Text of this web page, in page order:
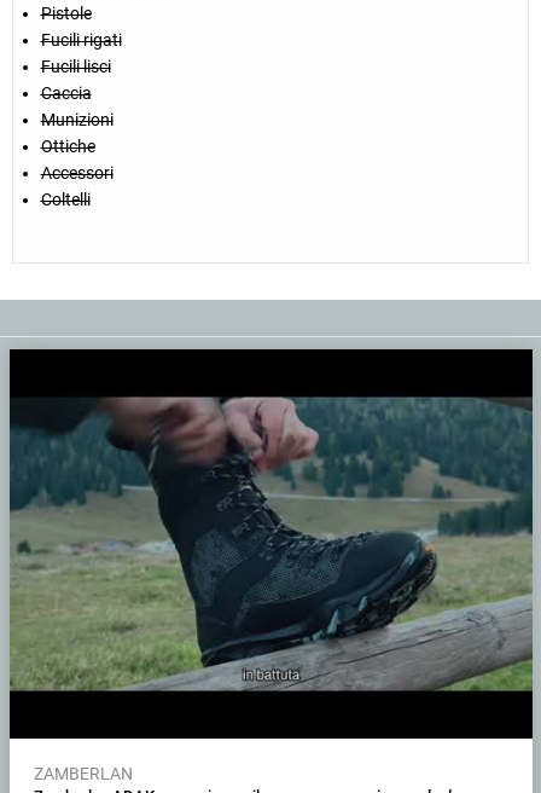
Pistole
Fucili rigati
Fucili lisci
Caccia
Munizioni
Ottiche
Accessori
Coltelli
ZAMBERLAN